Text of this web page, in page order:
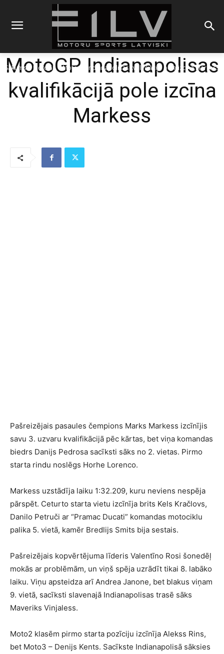
Sākums MotoGP MotoGP Indianapolisas kvalifikācijā pole izcīna Markess
MotoGP Indianapolisas
kvalifikācijā pole izcīna
Markess
Pašreizējais pasaules čempions Marks Markess izcīnījis
savu 3. uzvaru kvalifikācijā pēc kārtas, bet viņa komandas
biedrs Danijs Pedrosa sacīksti sāks no 2. vietas. Pirmo
starta rindu noslēgs Horhe Lorenco.
Markess uzstādīja laiku 1:32.209, kuru neviens nespēja
pārspēt. Ceturto starta vietu izcīnīja brits Kels Kračlovs,
Danilo Petruči ar “Pramac Ducati” komandas motociklu
palika 5. vietā, kamēr Bredlijs Smits bija sestais.
Pašreizējais kopvērtējuma līderis Valentīno Rosi šonedēļ
mokās ar problēmām, un viņš spēja uzrādīt tikai 8. labāko
laiku. Viņu apsteidza arī Andrea Janone, bet blakus viņam
9. vietā, sacīksti slavenajā Indianapolisas trasē sāks
Maveriks Vinjaless.
Moto2 klasēm pirmo starta pozīciju izcīnīja Alekss Rins,
bet Moto3 – Denijs Kents. Sacīkste Indianapolisā sāksies